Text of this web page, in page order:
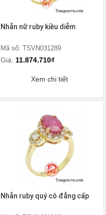
Nhẫn nữ ruby kiều diễm
Mã số: TSVN031289
Giá: 11.874.710₫
Xem chi tiết
Nhẫn ruby quý cô đẳng cấp